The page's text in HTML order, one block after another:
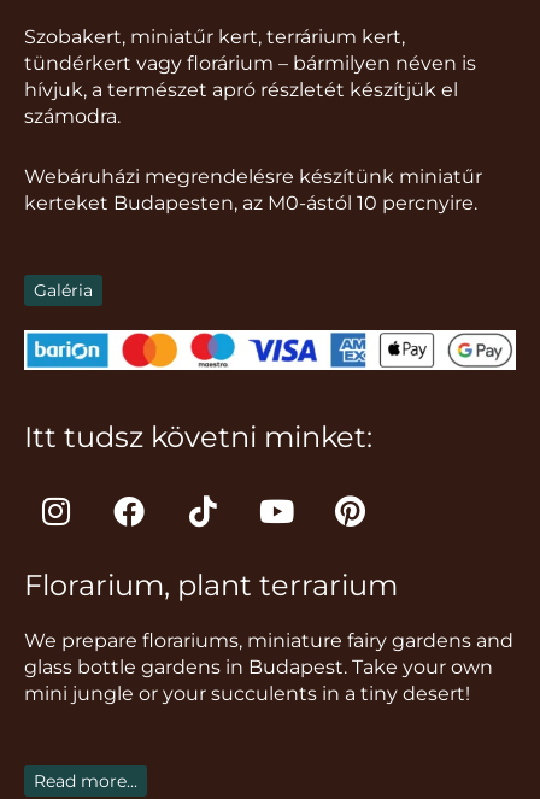
Szobakert, miniatűr kert, terrárium kert,
tündérkert vagy florárium – bármilyen néven is
hívjuk, a természet apró részletét készítjük el
számodra.
Webáruházi megrendelésre készítünk miniatűr
kerteket Budapesten, az M0-ástól 10 percnyire.
Galéria
Itt tudsz követni minket:
I
n
t
g
r
a
F
a
e
o
o
k
T
i
t
k
Y
o
t
b
e
P
i
t
r
e
s
Florarium, plant terrarium
We prepare florariums, miniature fairy gardens and
glass bottle gardens in Budapest. Take your own
mini jungle or your succulents in a tiny desert!
Read more...